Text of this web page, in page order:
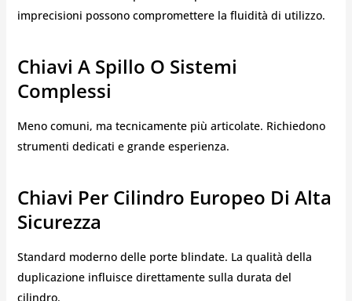
imprecisioni possono compromettere la fluidità di utilizzo.
Chiavi A Spillo O Sistemi
Complessi
Meno comuni, ma tecnicamente più articolate. Richiedono
strumenti dedicati e grande esperienza.
Chiavi Per Cilindro Europeo Di Alta
Sicurezza
Standard moderno delle porte blindate. La qualità della
duplicazione influisce direttamente sulla durata del
cilindro.